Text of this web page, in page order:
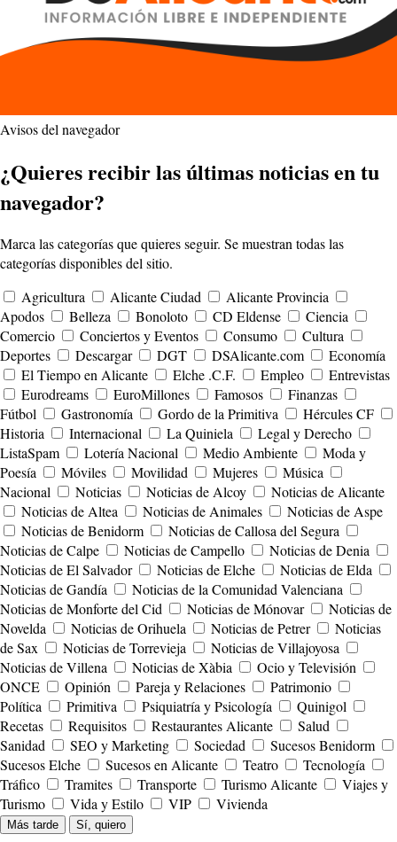
Avisos del navegador
¿Quieres recibir las últimas noticias en tu
navegador?
Marca las categorías que quieres seguir. Se muestran todas las
categorías disponibles del sitio.
Agricultura
Alicante Ciudad
Alicante Provincia
Apodos
Belleza Bonoloto CD Eldense
Ciencia
Comercio
Conciertos y Eventos Consumo
Cultura
Deportes
Descargar DGT DSAlicante.com
Economía
El Tiempo en Alicante
Elche .C.F. Empleo
Entrevistas
Eurodreams
EuroMillones Famosos
Finanzas
Fútbol
Gastronomía Gordo de la Primitiva
Hércules CF
Historia
Internacional La Quiniela
Legal y Derecho
ListaSpam
Lotería Nacional Medio Ambiente
Moda y
Poesía
Móviles Movilidad Mujeres
Música
Nacional
Noticias Noticias de Alcoy
Noticias de Alicante
Noticias de Altea
Noticias de Animales
Noticias de Aspe
Noticias de Benidorm
Noticias de Callosa del Segura
Noticias de Calpe
Noticias de Campello
Noticias de Denia
Noticias de El Salvador
Noticias de Elche
Noticias de Elda
Noticias de Gandía
Noticias de la Comunidad Valenciana
Noticias de Monforte del Cid
Noticias de Mónovar
Noticias de
Novelda
Noticias de Orihuela Noticias de Petrer
Noticias
de Sax
Noticias de Torrevieja
Noticias de Villajoyosa
Noticias de Villena
Noticias de Xàbia
Ocio y Televisión
ONCE
Opinión Pareja y Relaciones
Patrimonio
Política
Primitiva Psiquiatría y Psicología
Quinigol
Recetas
Requisitos Restaurantes Alicante
Salud
Sanidad
SEO y Marketing Sociedad
Sucesos Benidorm
Sucesos Elche
Sucesos en Alicante Teatro
Tecnología
Tráfico
Tramites Transporte Turismo Alicante
Viajes y
Turismo
Vida y Estilo VIP Vivienda
Más tarde Sí, quiero